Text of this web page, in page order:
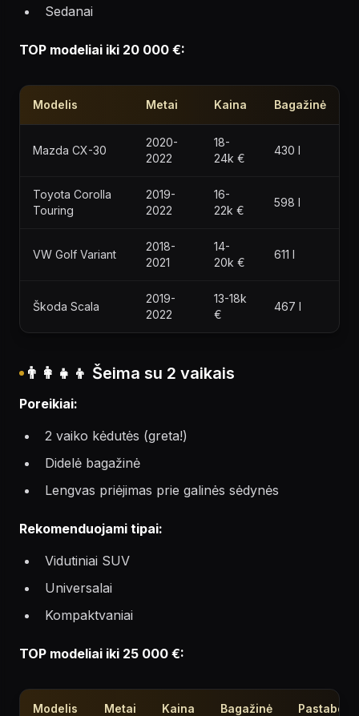
Sedanai
TOP modeliai iki 20 000 €:
Modelis Metai Kaina Bagažinė
Mazda CX-30
2020-
2022
18-
24k €
430 l
Toyota Corolla
Touring
2019-
2022
16-
22k €
598 l
VW Golf Variant
2018-
2021
14-
20k €
611 l
Škoda Scala
2019-
2022
13-18k
€
467 l
👨‍👩‍👧‍👦 Šeima su 2 vaikais
Poreikiai:
2 vaiko kėdutės (greta!)
Didelė bagažinė
Lengvas priėjimas prie galinės sėdynės
Rekomenduojami tipai:
Vidutiniai SUV
Universalai
Kompaktvaniai
TOP modeliai iki 25 000 €:
Modelis Metai Kaina Bagažinė Pastabos